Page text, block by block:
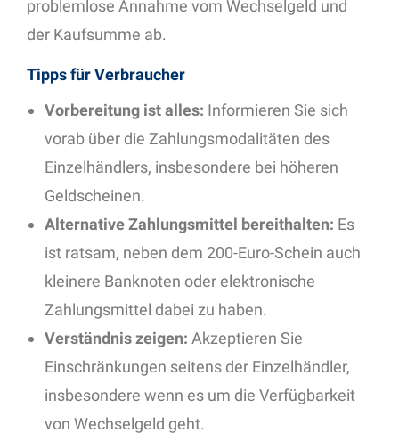
problemlose Annahme vom Wechselgeld und
der Kaufsumme ab.
Tipps für Verbraucher
Vorbereitung ist alles: Informieren Sie sich
vorab über die Zahlungsmodalitäten des
Einzelhändlers, insbesondere bei höheren
Geldscheinen.
Alternative Zahlungsmittel bereithalten: Es
ist ratsam, neben dem 200-Euro-Schein auch
kleinere Banknoten oder elektronische
Zahlungsmittel dabei zu haben.
Verständnis zeigen: Akzeptieren Sie
Einschränkungen seitens der Einzelhändler,
insbesondere wenn es um die Verfügbarkeit
von Wechselgeld geht.